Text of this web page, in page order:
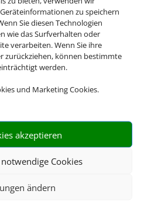
zu speichern
Sie diesen Technologien
wie das Surfverhalten oder
verarbeiten. Wenn Sie ihre
zurückziehen, können bestimmte
werden.
und Marketing Cookies.
akzeptieren
Cookies
ändern